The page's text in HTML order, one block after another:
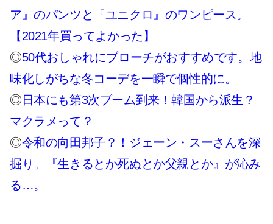
ア』のパンツと『ユニクロ』のワンピース。
【2021年買ってよかった】
◎50代おしゃれにブローチがおすすめです。地
味化しがちな冬コーデを一瞬で個性的に。
◎ 日本にも第3次ブーム到来！韓国から派生？
マクラメって？
◎令和の向田邦子？！ジェーン・スーさんを深
掘り。『生きるとか死ぬとか父親とか』が沁み
る…。